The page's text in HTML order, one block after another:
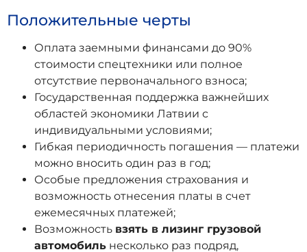
Положительные черты
Оплата заемными финансами до 90%
стоимости спецтехники или полное
отсутствие первоначального взноса;
Государственная поддержка важнейших
областей экономики Латвии с
индивидуальными условиями;
Гибкая периодичность погашения — платежи
можно вносить один раз в год;
Особые предложения страхования и
возможность отнесения платы в счет
ежемесячных платежей;
Возможность взять в лизинг грузовой
автомобиль несколько раз подряд,